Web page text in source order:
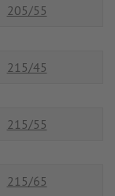
205/55
215/45
215/55
215/65